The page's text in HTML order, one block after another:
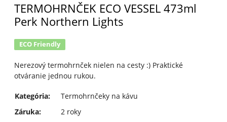
TERMOHRNČEK ECO VESSEL 473ml
Perk Northern Lights
ECO Friendly
Nerezový termohrnček nielen na cesty :) Praktické
otváranie jednou rukou.
Kategória:
Termohrnčeky na kávu
Záruka:
2 roky